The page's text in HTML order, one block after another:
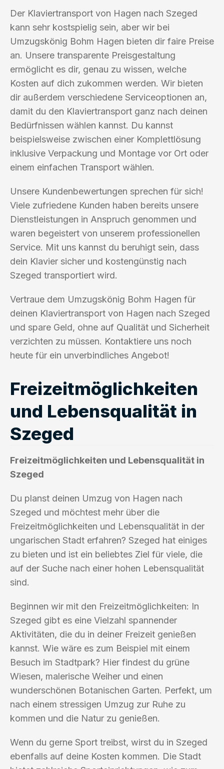
Der Klaviertransport von Hagen nach Szeged
kann sehr kostspielig sein, aber wir bei
Umzugskönig Bohm Hagen bieten dir faire Preise
an. Unsere transparente Preisgestaltung
ermöglicht es dir, genau zu wissen, welche
Kosten auf dich zukommen werden. Wir bieten
dir außerdem verschiedene Serviceoptionen an,
damit du den Klaviertransport ganz nach deinen
Bedürfnissen wählen kannst. Du kannst
beispielsweise zwischen einer Komplettlösung
inklusive Verpackung und Montage vor Ort oder
einem einfachen Transport wählen.
Unsere Kundenbewertungen sprechen für sich!
Viele zufriedene Kunden haben bereits unsere
Dienstleistungen in Anspruch genommen und
waren begeistert von unserem professionellen
Service. Mit uns kannst du beruhigt sein, dass
dein Klavier sicher und kostengünstig nach
Szeged transportiert wird.
Vertraue dem Umzugskönig Bohm Hagen für
deinen Klaviertransport von Hagen nach Szeged
und spare Geld, ohne auf Qualität und Sicherheit
verzichten zu müssen. Kontaktiere uns noch
heute für ein unverbindliches Angebot!
Freizeitmöglichkeiten
und Lebensqualität in
Szeged
Freizeitmöglichkeiten und Lebensqualität in
Szeged
Du planst deinen Umzug von Hagen nach
Szeged und möchtest mehr über die
Freizeitmöglichkeiten und Lebensqualität in der
ungarischen Stadt erfahren? Szeged hat einiges
zu bieten und ist ein beliebtes Ziel für viele, die
auf der Suche nach einer hohen Lebensqualität
sind.
Beginnen wir mit den Freizeitmöglichkeiten: In
Szeged gibt es eine Vielzahl spannender
Aktivitäten, die du in deiner Freizeit genießen
kannst. Wie wäre es zum Beispiel mit einem
Besuch im Stadtpark? Hier findest du grüne
Wiesen, malerische Weiher und einen
wunderschönen Botanischen Garten. Perfekt, um
nach einem stressigen Umzug zur Ruhe zu
kommen und die Natur zu genießen.
Wenn du gerne Sport treibst, wirst du in Szeged
ebenfalls auf deine Kosten kommen. Die Stadt